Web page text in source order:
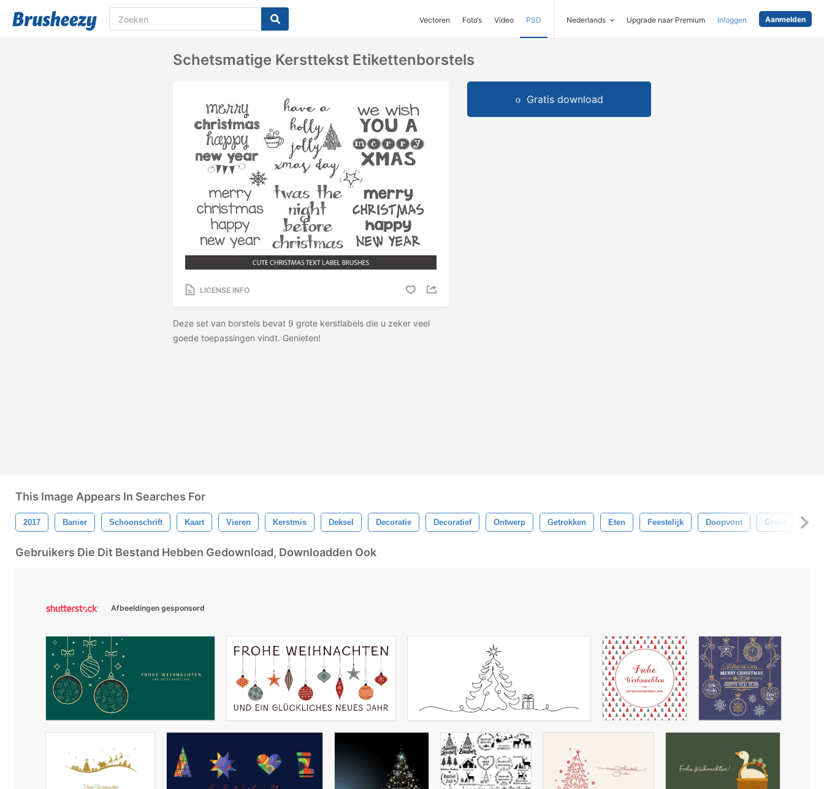
Vectoren Foto‘s Video PSD Nederlands Upgrade naar Premium Inloggen Aanmelden
Schetsmatige Kersttekst Etikettenborstels
LICENSE INFO
Deze set van borstels bevat 9 grote kerstlabels die u zeker veel
goede toepassingen vindt. Genieten!
Gratis download
This Image Appears In Searches For
2017 Banier Schoonschrift Kaart Vieren Kerstmis Deksel Decoratie Decoratief Ontwerp Getrokken Eten Feestelijk Doopvont Groet
Gebruikers Die Dit Bestand Hebben Gedownload, Downloadden Ook
Afbeeldingen gesponsord